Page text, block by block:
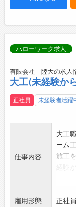
ハローワーク求人
有限会社 陸大の求人
大工(未経験か
正社員 未経験者活躍
仕事内容
大工
ーム
施工
でき
で活
雇用形態 正社員